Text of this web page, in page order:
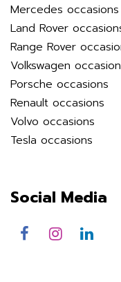
Mercedes occasions
Land Rover
Range Rover
Volkswagen
Porsche occasions
Renault occasions
Volvo occasions
Tesla occasions
Social Media